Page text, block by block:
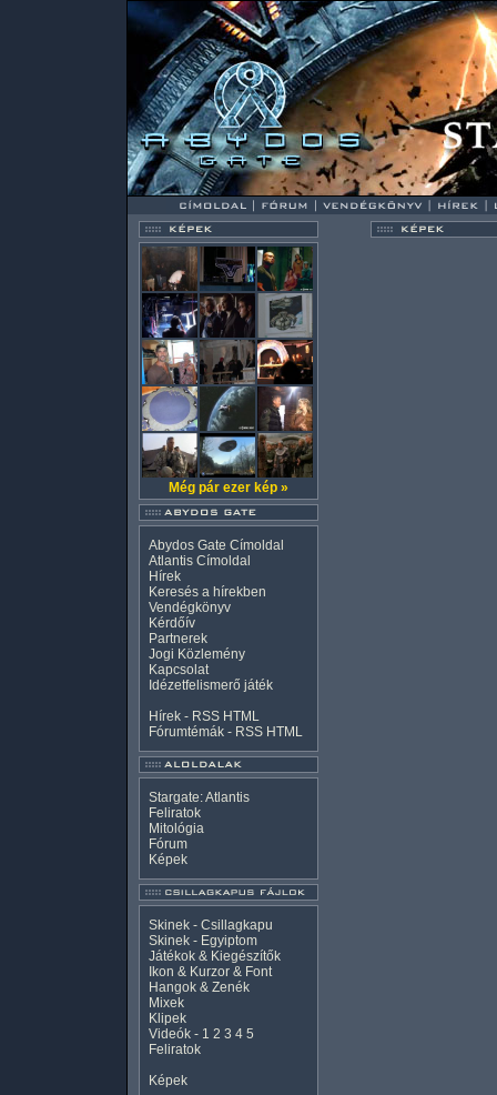
Még pár ezer kép »
Abydos Gate Címoldal
Atlantis Címoldal
Hírek
Keresés a hírekben
Vendégkönyv
Kérdőív
Partnerek
Jogi Közlemény
Kapcsolat
Idézetfelismerő játék
Hírek - RSS HTML
Fórumtémák - RSS HTML
Stargate: Atlantis
Feliratok
Mitológia
Fórum
Képek
Skinek - Csillagkapu
Skinek - Egyiptom
Játékok & Kiegészítők
Ikon & Kurzor & Font
Hangok & Zenék
Mixek
Klipek
Videók- 1 2 3 4 5
Feliratok
Képek